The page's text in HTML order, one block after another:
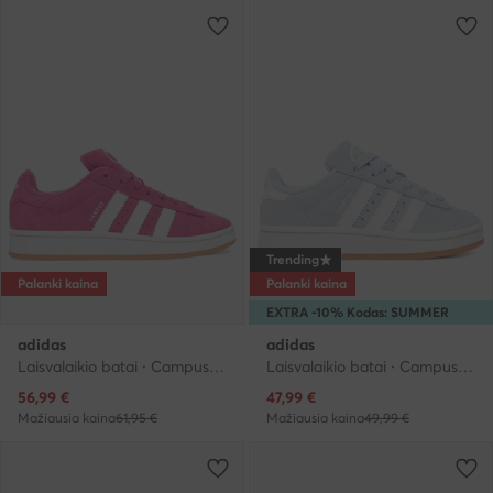
Palanki kaina
adidas
Laisvalaikio batai · Campus · Rožinė
Dabartinė kaina
56,99 €
Mažiausia kaina61,95 €
EXTRA -10% Kodas: SUMMER
Trending
Palanki kaina
adidas
Laisvalaikio batai · Campus · Šviesiai mėlyna
Dabartinė kaina
47,99 €
Mažiausia kaina49,99 €